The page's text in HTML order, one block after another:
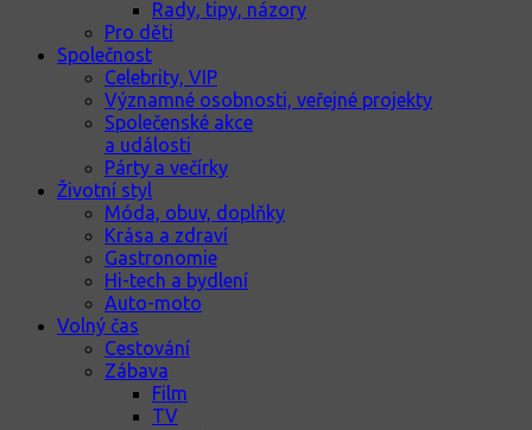
Rady, tipy, názory
Pro děti
Společnost
Celebrity, VIP
Významné osobnosti, veřejné projekty
Společenské akce
a události
Párty a večírky
Životní styl
Móda, obuv, doplňky
Krása a zdraví
Gastronomie
Hi-tech a bydlení
Auto-moto
Volný čas
Cestování
Zábava
Film
TV